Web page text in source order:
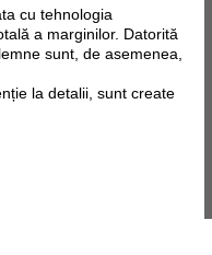
cu tehnologia
a marginilor. Datorită
sunt, de asemenea,
la detalii, sunt create